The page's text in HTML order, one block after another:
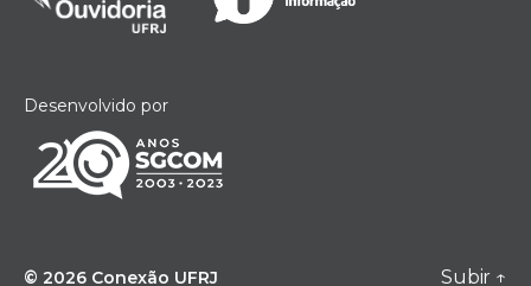
Desenvolvido por
© 2026 Conexão UFRJ Subir ↑